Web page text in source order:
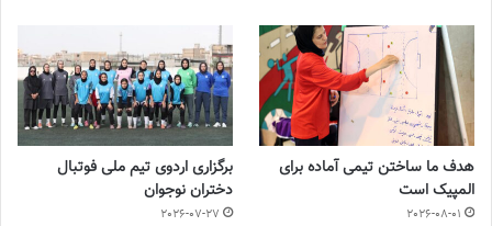
هدف ما ساختن تیمی آماده برای
المپیک است
2026-08-01
برگزاری اردوی تیم ملی فوتبال
دختران نوجوان
2026-07-27